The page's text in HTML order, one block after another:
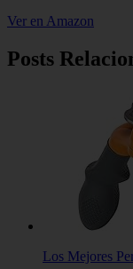
Ver en Amazon
Posts
Los Mejores